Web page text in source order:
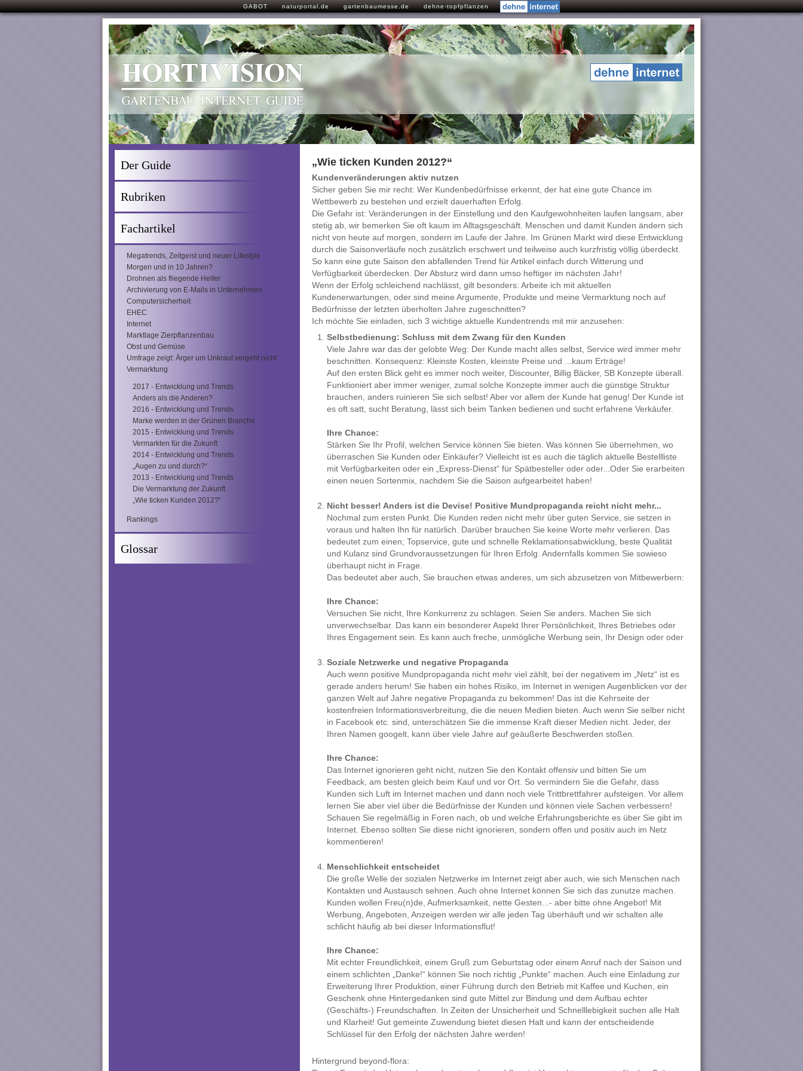
GABOT naturportal.de gartenbaumesse.de dehne-topfpflanzen
Der Guide
Rubriken
Fachartikel
Megatrends, Zeitgeist und neuer Lifestyle
Morgen und in 10 Jahren?
Drohnen als fliegende Helfer
Archivierung von E-Mails in Unternehmen
Computersicherheit
EHEC
Internet
Marktlage Zierpflanzenbau
Obst und Gemüse
Umfrage zeigt: Ärger um Unkraut vergeht nicht
Vermarktung
2017 - Entwicklung und Trends
Anders als die Anderen?
2016 - Entwicklung und Trends
Marke werden in der Grünen Branche
2015 - Entwicklung und Trends
Vermarkten für die Zukunft
2014 - Entwicklung und Trends
„Augen zu und durch?“
2013 - Entwicklung und Trends
Die Vermarktung der Zukunft
„Wie ticken Kunden 2012?“
Rankings
Glossar
„Wie ticken Kunden 2012?“
Kundenveränderungen aktiv nutzen
Sicher geben Sie mir recht: Wer Kundenbedürfnisse erkennt, der hat eine gute Chance im
Wettbewerb zu bestehen und erzielt dauerhaften Erfolg.
Die Gefahr ist: Veränderungen in der Einstellung und den Kaufgewohnheiten laufen langsam, aber
stetig ab, wir bemerken Sie oft kaum im Alltagsgeschäft. Menschen und damit Kunden ändern sich
nicht von heute auf morgen, sondern im Laufe der Jahre. Im Grünen Markt wird diese Entwicklung
durch die Saisonverläufe noch zusätzlich erschwert und teilweise auch kurzfristig völlig überdeckt.
So kann eine gute Saison den abfallenden Trend für Artikel einfach durch Witterung und
Verfügbarkeit überdecken. Der Absturz wird dann umso heftiger im nächsten Jahr!
Wenn der Erfolg schleichend nachlässt, gilt besonders: Arbeite ich mit aktuellen
Kundenerwartungen, oder sind meine Argumente, Produkte und meine Vermarktung noch auf
Bedürfnisse der letzten überholten Jahre zugeschnitten?
Ich möchte Sie einladen, sich 3 wichtige aktuelle Kundentrends mit mir anzusehen:
Selbstbedienung: Schluss mit dem Zwang für den Kunden
Viele Jahre war das der gelobte Weg: Der Kunde macht alles selbst, Service wird immer mehr
beschnitten. Konsequenz: Kleinste Kosten, kleinste Preise und ...kaum Erträge!
Auf den ersten Blick geht es immer noch weiter, Discounter, Billig Bäcker, SB Konzepte überall.
Funktioniert aber immer weniger, zumal solche Konzepte immer auch die günstige Struktur
brauchen, anders ruinieren Sie sich selbst! Aber vor allem der Kunde hat genug! Der Kunde ist
es oft satt, sucht Beratung, lässt sich beim Tanken bedienen und sucht erfahrene Verkäufer.
Ihre Chance:
Stärken Sie Ihr Profil, welchen Service können Sie bieten. Was können Sie übernehmen, wo
überraschen Sie Kunden oder Einkäufer? Vielleicht ist es auch die täglich aktuelle Bestellliste
mit Verfügbarkeiten oder ein „Express-Dienst“ für Spätbesteller oder oder...Oder Sie erarbeiten
einen neuen Sortenmix, nachdem Sie die Saison aufgearbeitet haben!
Nicht besser! Anders ist die Devise! Positive Mundpropaganda reicht nicht mehr...
Nochmal zum ersten Punkt. Die Kunden reden nicht mehr über guten Service, sie setzen in
voraus und halten Ihn für natürlich. Darüber brauchen Sie keine Worte mehr verlieren. Das
bedeutet zum einen; Topservice, gute und schnelle Reklamationsabwicklung, beste Qualität
und Kulanz sind Grundvoraussetzungen für Ihren Erfolg. Andernfalls kommen Sie sowieso
überhaupt nicht in Frage.
Das bedeutet aber auch, Sie brauchen etwas anderes, um sich abzusetzen von Mitbewerbern:
Ihre Chance:
Versuchen Sie nicht, Ihre Konkurrenz zu schlagen. Seien Sie anders. Machen Sie sich
unverwechselbar. Das kann ein besonderer Aspekt Ihrer Persönlichkeit, Ihres Betriebes oder
Ihres Engagement sein. Es kann auch freche, unmögliche Werbung sein, Ihr Design oder oder
Soziale Netzwerke und negative Propaganda
Auch wenn positive Mundpropaganda nicht mehr viel zählt, bei der negativem im „Netz“ ist es
gerade anders herum! Sie haben ein hohes Risiko, im Internet in wenigen Augenblicken vor der
ganzen Welt auf Jahre negative Propaganda zu bekommen! Das ist die Kehrseite der
kostenfreien Informationsverbreitung, die die neuen Medien bieten. Auch wenn Sie selber nicht
in Facebook etc. sind, unterschätzen Sie die immense Kraft dieser Medien nicht. Jeder, der
Ihren Namen googelt, kann über viele Jahre auf geäußerte Beschwerden stoßen.
Ihre Chance:
Das Internet ignorieren geht nicht, nutzen Sie den Kontakt offensiv und bitten Sie um
Feedback, am besten gleich beim Kauf und vor Ort. So vermindern Sie die Gefahr, dass
Kunden sich Luft im Internet machen und dann noch viele Trittbrettfahrer aufsteigen. Vor allem
lernen Sie aber viel über die Bedürfnisse der Kunden und können viele Sachen verbessern!
Schauen Sie regelmäßig in Foren nach, ob und welche Erfahrungsberichte es über Sie gibt im
Internet. Ebenso sollten Sie diese nicht ignorieren, sondern offen und positiv auch im Netz
kommentieren!
Menschlichkeit entscheidet
Die große Welle der sozialen Netzwerke im Internet zeigt aber auch, wie sich Menschen nach
Kontakten und Austausch sehnen. Auch ohne Internet können Sie sich das zunutze machen.
Kunden wollen Freu(n)de, Aufmerksamkeit, nette Gesten...- aber bitte ohne Angebot! Mit
Werbung, Angeboten, Anzeigen werden wir alle jeden Tag überhäuft und wir schalten alle
schlicht häufig ab bei dieser Informationsflut!
Ihre Chance:
Mit echter Freundlichkeit, einem Gruß zum Geburtstag oder einem Anruf nach der Saison und
einem schlichten „Danke!“ können Sie noch richtig „Punkte“ machen. Auch eine Einladung zur
Erweiterung Ihrer Produktion, einer Führung durch den Betrieb mit Kaffee und Kuchen, ein
Geschenk ohne Hintergedanken sind gute Mittel zur Bindung und dem Aufbau echter
(Geschäfts-) Freundschaften. In Zeiten der Unsicherheit und Schnelllebigkeit suchen alle Halt
und Klarheit! Gut gemeinte Zuwendung bietet diesen Halt und kann der entscheidende
Schlüssel für den Erfolg der nächsten Jahre werden!
Hintergrund beyond-flora: